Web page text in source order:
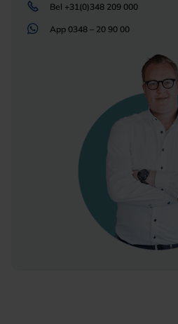
Bel +31(0)348 209 000
App 0348 – 20 90 00